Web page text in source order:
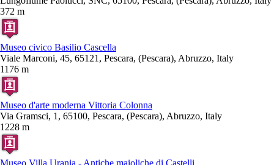
372 m
Museo civico Basilio Cascella
Viale Marconi, 45, 65121, Pescara, (Pescara), Abruzzo, Italy
1176 m
Museo d'arte moderna Vittoria Colonna
Via Gramsci, 1, 65100, Pescara, (Pescara), Abruzzo, Italy
1228 m